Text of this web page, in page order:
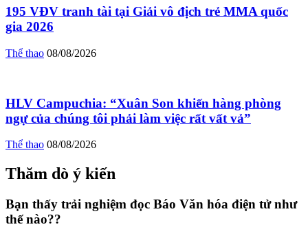
195 VĐV tranh tài tại Giải vô địch trẻ MMA quốc
gia 2026
Thể thao 08/08/2026
HLV Campuchia: “Xuân Son khiến hàng phòng
ngự của chúng tôi phải làm việc rất vất vả”
Thể thao 08/08/2026
Thăm dò ý kiến
Bạn thấy trải nghiệm đọc Báo Văn hóa điện tử như
thế nào??